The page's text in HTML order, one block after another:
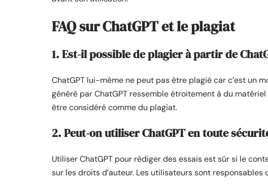
FAQ sur ChatGPT et le plagiat
1. Est-il possible de plagier à partir de
ChatGPT lui-même ne peut pas être plagié car c’est un
généré par ChatGPT ressemble étroitement à du
être considéré comme du plagiat.
2. Peut-on utiliser ChatGPT en toute
Utiliser ChatGPT pour rédiger des essais est sûr si le
sur les droits d’auteur. Les utilisateurs sont responsables